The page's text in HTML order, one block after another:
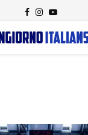
FACEBOOK
INSTAGRAM
YOUTUBE